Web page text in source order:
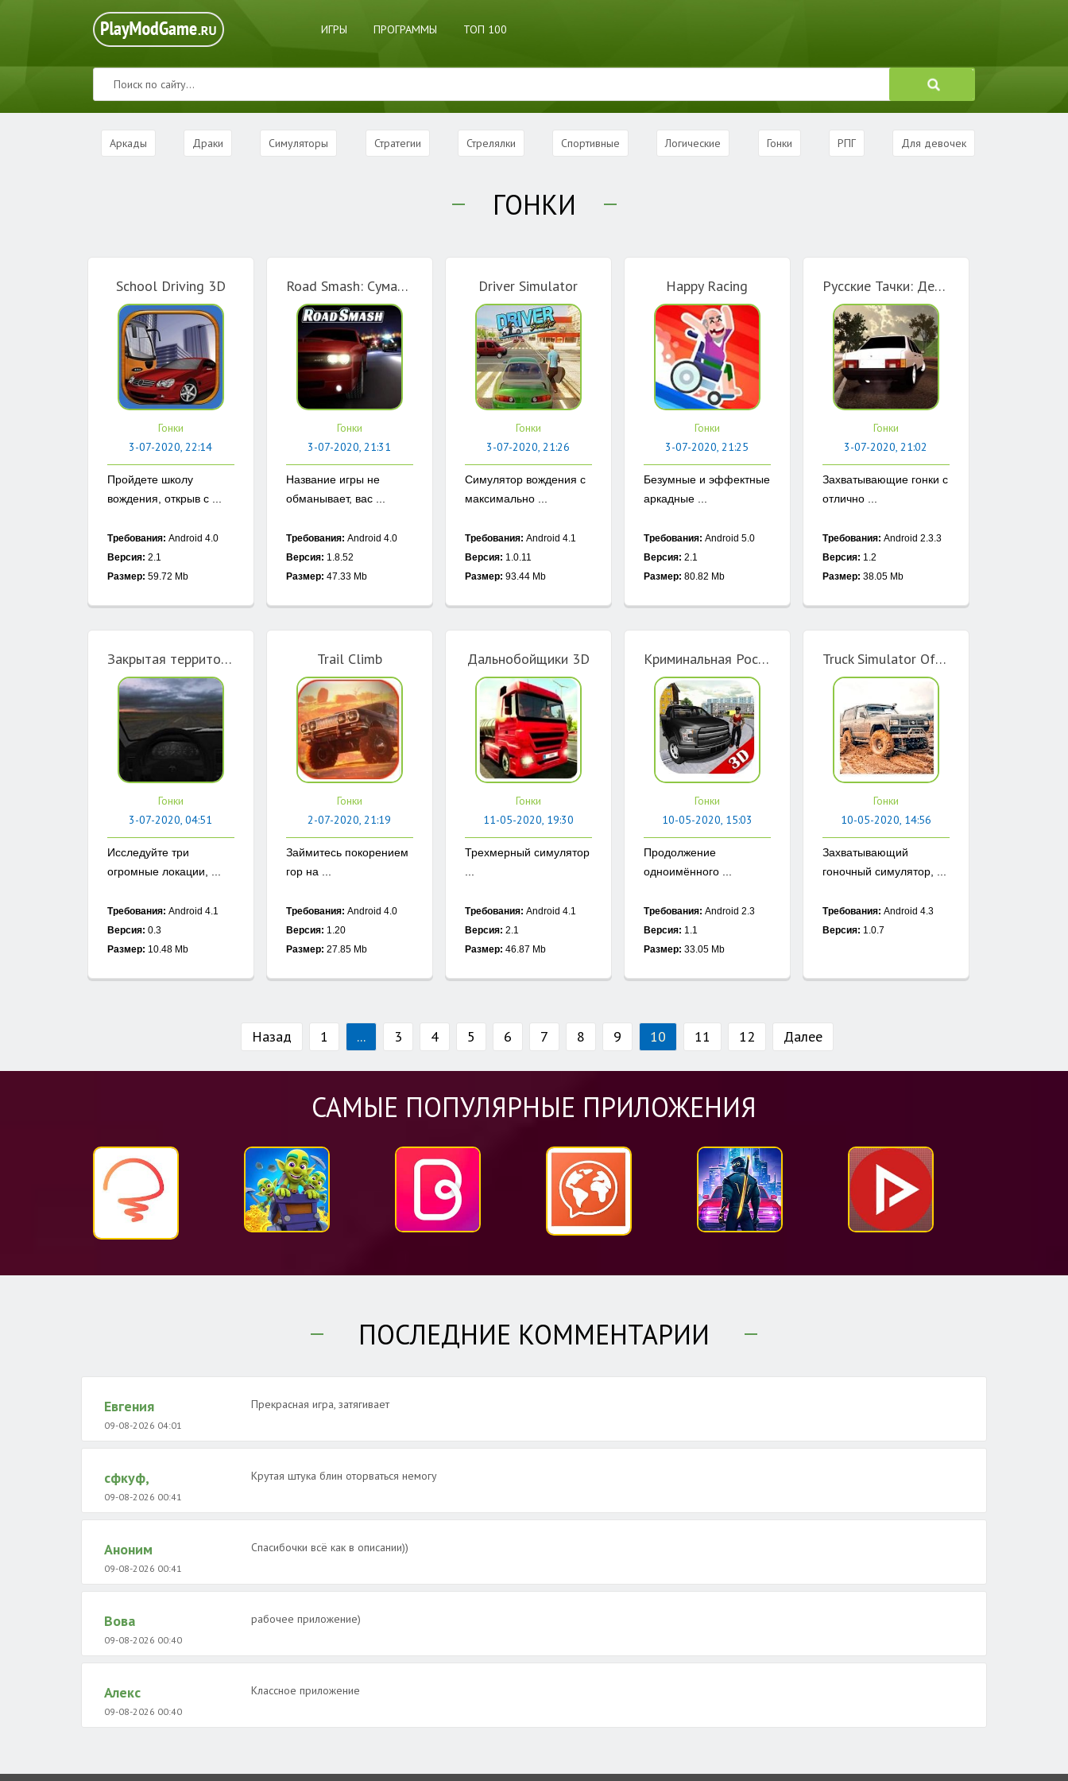
ИГРЫ ПРОГРАММЫ ТОП 100
Аркады Драки Симуляторы Стратегии Стрелялки Спортивные Логические Гонки РПГ Для девочек
ГОНКИ
School Driving 3D
Гонки
3-07-2020, 22:14
Пройдете школу
вождения, открыв с ...
Требования: Android 4.0
Версия: 2.1
Размер: 59.72 Mb
Road Smash: Сумасшедшие Гонки!
Гонки
3-07-2020, 21:31
Название игры не
обманывает, вас ...
Требования: Android 4.0
Версия: 1.8.52
Размер: 47.33 Mb
Driver Simulator
Гонки
3-07-2020, 21:26
Симулятор вождения с
максимально ...
Требования: Android 4.1
Версия: 1.0.11
Размер: 93.44 Mb
Happy Racing
Гонки
3-07-2020, 21:25
Безумные и эффектные
аркадные ...
Требования: Android 5.0
Версия: 2.1
Размер: 80.82 Mb
Русские Тачки: Девятка и 99
Гонки
3-07-2020, 21:02
Захватывающие гонки с
отлично ...
Требования: Android 2.3.3
Версия: 1.2
Размер: 38.05 Mb
Закрытая территория
Гонки
3-07-2020, 04:51
Исследуйте три
огромные локации, ...
Требования: Android 4.1
Версия: 0.3
Размер: 10.48 Mb
Trail Climb
Гонки
2-07-2020, 21:19
Займитесь покорением
гор на ...
Требования: Android 4.0
Версия: 1.20
Размер: 27.85 Mb
Дальнобойщики 3D
Гонки
11-05-2020, 19:30
Трехмерный симулятор
Требования: Android 4.1
Версия: 2.1
Размер: 46.87 Mb
Криминальная Россия 2
Гонки
10-05-2020, 15:03
Продолжение
одноимённого ...
Требования: Android 2.3
Версия: 1.1
Размер: 33.05 Mb
Truck Simulator Offroad 2
Гонки
10-05-2020, 14:56
Захватывающий
гоночный симулятор, ...
Требования: Android 4.3
Версия: 1.0.7
Назад 1 ... 3 4 5 6 7 8 9 10 11 12 Далее
САМЫЕ ПОПУЛЯРНЫЕ ПРИЛОЖЕНИЯ
ПОСЛЕДНИЕ КОММЕНТАРИИ
Евгения
09-08-2026 04:01
Прекрасная игра, затягивает
сфкуф,
09-08-2026 00:41
Крутая штука блин оторваться немогу
Аноним
09-08-2026 00:41
Спасибочки всё как в описании))
Вова
09-08-2026 00:40
рабочее приложение)
Алекс
09-08-2026 00:40
Классное приложение